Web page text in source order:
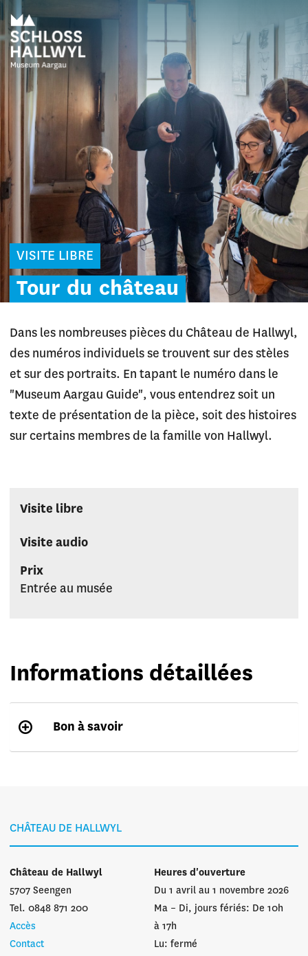
VISITE LIBRE
Tour du château
Dans les nombreuses pièces du Château de Hallwyl,
des numéros individuels se trouvent sur des stèles
et sur des portraits. En tapant le numéro dans le
"Museum Aargau Guide", vous entendrez soit un
texte de présentation de la pièce, soit des histoires
sur certains membres de la famille von Hallwyl.
Visite libre
Visite audio
Prix
Entrée au musée
Informations détaillées
Bon à savoir
CHÂTEAU DE HALLWYL
Château de Hallwyl
5707 Seengen
Tel. 0848 871 200
Accès
Contact
Heures d'ouverture
Du 1 avril au 1 novembre 2026
Ma – Di, jours fériés: De 10h
à 17h
Lu: fermé